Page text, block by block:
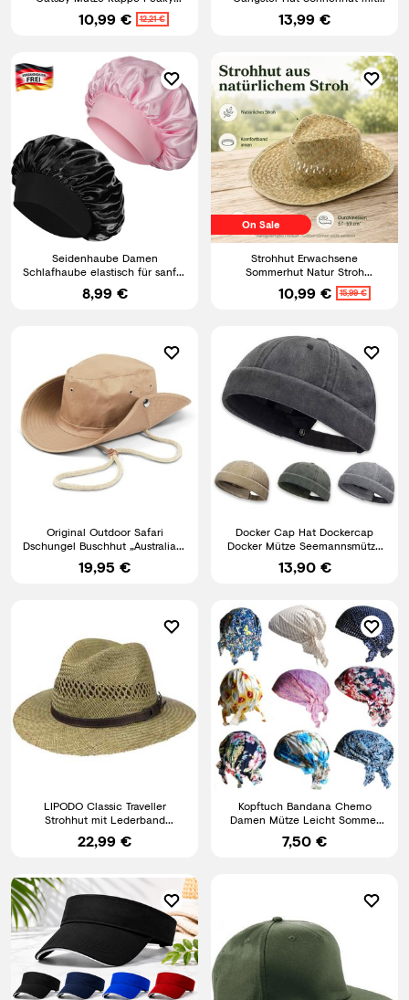
Blinders Flatcap Cap Herren
10,99 € 12,21 €
Stoffband
13,99 €
Seidenhaube Damen
Schlafhaube elastisch für sanfte
Haarpflege Satin Bonnet
8,99 €
On Sale
Strohhut Erwachsene
Sommerhut Natur Stroh
Komfortband Sonnenhut 57-59
cm
10,99 € 15,99 €
Original Outdoor Safari
Dschungel Buschhut „Australian“
Schlapphut UV Schutz 50+
19,95 €
Docker Cap Hat Dockercap
Docker Mütze Seemannsmütze
Beanie Biker Damen Herren
13,90 €
LIPODO Classic Traveller
Strohhut mit Lederband
Sonnenhut Sommerhut Hut
22,99 €
Kopftuch Bandana Chemo
Damen Mütze Leicht Sommer
Baumwolle Cool4 E02
7,50 €